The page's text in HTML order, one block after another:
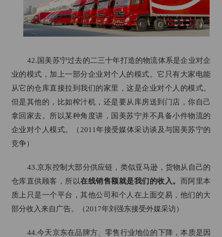
42.国美苏宁过去的二三十年打造的物流体系是企业对企
业的模式，加上一部分企业对个人的模式。它只有大家电能
从它的仓库直接拉到我们的家里，这是企业对个人的模式。
但是其他的，比如榨汁机，还是要从库房送到门店，你自己
拿回家去。所以某种角度讲，国美苏宁并不具备小件物流的
企业对个人模式。（2011年接受媒体采访谈及与国美苏宁的
竞争）
43.京东控制大部分供应链，类似亚马逊，货物从自己的
仓库直供顾客，所以在线销售额就是我们的收入。 而阿里本
质上只是一个平台，其他公司和个人在上面交易，他们的大
部分收入来自广告。（2017年刘强东接受外媒采访）
44.今天京东在品牌方、零售行业地位的下降，本质是因